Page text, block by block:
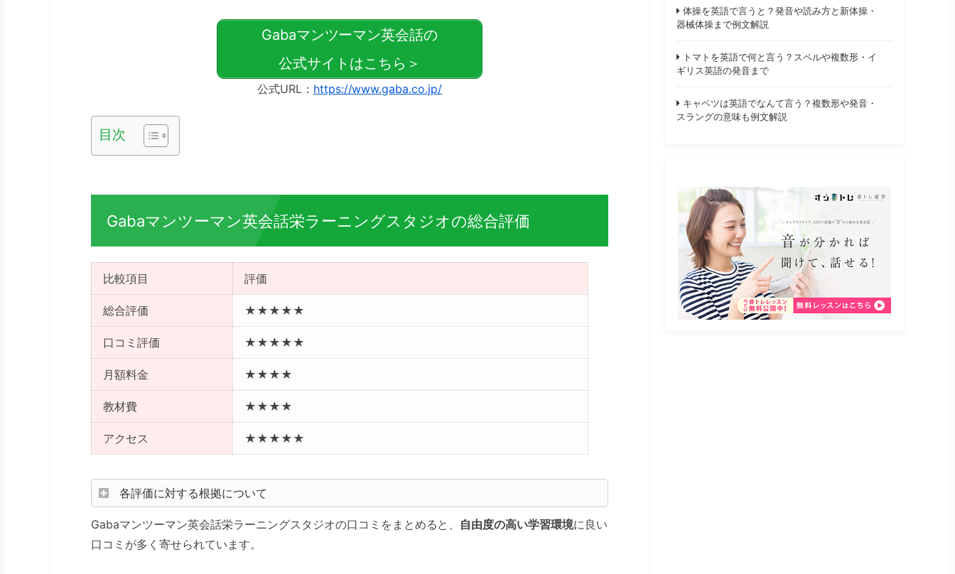
Gabaマンツーマン英会話の
公式サイトはこちら＞
公式URL： https://www.gaba.co.jp/
目次
Gabaマンツーマン英会話栄ラーニングスタジオの総合評価
比較項目 評価
総合評価 ★★★★★
口コミ評価 ★★★★★
月額料金 ★★★★
教材費 ★★★★
アクセス ★★★★★
各評価に対する根拠について
Gabaマンツーマン英会話栄ラーニングスタジオの口コミをまとめると、 自由度の高い学習環境に良い
口コミが多く寄せられています。
体操を英語で言うと？発音や読み方と新体操・
器械体操まで例文解説
トマトを英語で何と言う？スペルや複数形・イ
ギリス英語の発音まで
キャベツは英語でなんて言う？複数形や発音・
スラングの意味も例文解説